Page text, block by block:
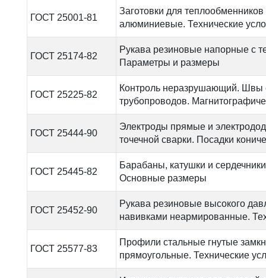
ГОСТ 25001-81
Заготовки для
алюминиевые. Технические
ГОСТ 25174-82
Рукава резиновые напорные с
Параметры и размеры
ГОСТ 25225-82
Контроль неразрушающий. Швы
трубопроводов.
ГОСТ 25444-90
Электроды прямые и
точечной сварки. Посадки
ГОСТ 25445-82
Барабаны, катушки и
Основные размеры
ГОСТ 25452-90
Рукава резиновые высокого
навивками неармированные.
ГОСТ 25577-83
Профили стальные гнутые
прямоугольные. Технические